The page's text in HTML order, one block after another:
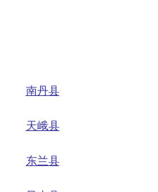
南丹县
天峨县
东兰县